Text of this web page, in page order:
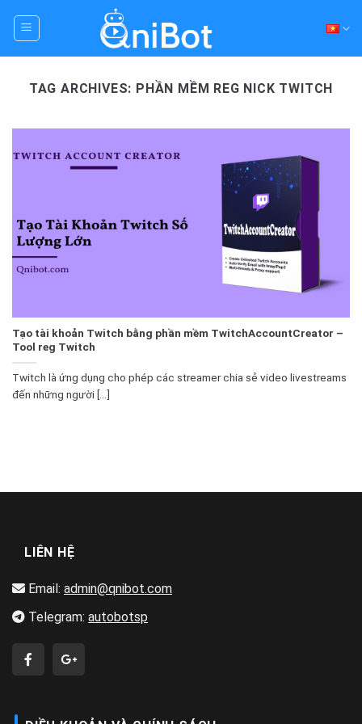
TAG ARCHIVES: PHẦN MỀM REG NICK TWITCH
Tạo tài khoản Twitch bằng phần mềm TwitchAccountCreator –
Tool reg Twitch
Twitch là ứng dụng cho phép các streamer chia sẻ video livestreams
đến những người [...]
LIÊN HỆ
Email: admin@qnibot.com
Telegram: autobotsp